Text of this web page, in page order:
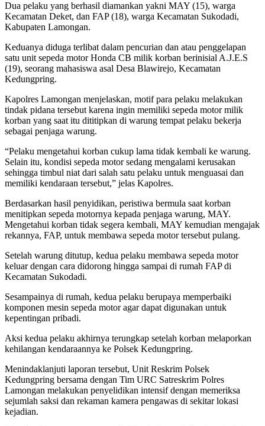
Dua pelaku yang berhasil diamankan yakni MAY (15), warga
Kecamatan Deket, dan FAP (18), warga Kecamatan Sukodadi,
Kabupaten Lamongan.
Keduanya diduga terlibat dalam pencurian dan atau penggelapan
satu unit sepeda motor Honda CB milik korban berinisial A.J.E.S
(19), seorang mahasiswa asal Desa Blawirejo, Kecamatan
Kedungpring.
Kapolres Lamongan menjelaskan, motif para pelaku melakukan
tindak pidana tersebut karena ingin memiliki sepeda motor milik
korban yang saat itu dititipkan di warung tempat pelaku bekerja
sebagai penjaga warung.
“Pelaku mengetahui korban cukup lama tidak kembali ke warung.
Selain itu, kondisi sepeda motor sedang mengalami kerusakan
sehingga timbul niat dari salah satu pelaku untuk menguasai dan
memiliki kendaraan tersebut,” jelas Kapolres.
Berdasarkan hasil penyidikan, peristiwa bermula saat korban
menitipkan sepeda motornya kepada penjaga warung, MAY.
Mengetahui korban tidak segera kembali, MAY kemudian mengajak
rekannya, FAP, untuk membawa sepeda motor tersebut pulang.
Setelah warung ditutup, kedua pelaku membawa sepeda motor
keluar dengan cara didorong hingga sampai di rumah FAP di
Kecamatan Sukodadi.
Sesampainya di rumah, kedua pelaku berupaya memperbaiki
komponen mesin sepeda motor agar dapat digunakan untuk
kepentingan pribadi.
Aksi kedua pelaku akhirnya terungkap setelah korban melaporkan
kehilangan kendaraannya ke Polsek Kedungpring.
Menindaklanjuti laporan tersebut, Unit Reskrim Polsek
Kedungpring bersama dengan Tim URC Satreskrim Polres
Lamongan melakukan penyelidikan intensif dengan memeriksa
sejumlah saksi dan rekaman kamera pengawas di sekitar lokasi
kejadian.